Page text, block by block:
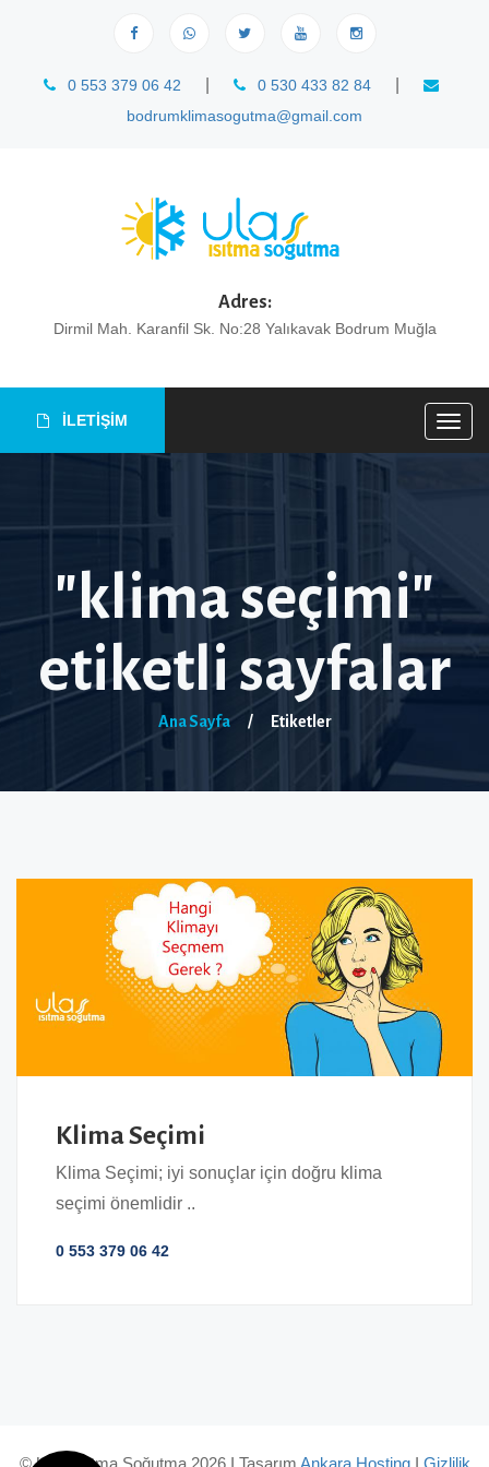
0 553 379 06 42 0 530 433 82 84
bodrumklimasogutma@gmail.com
Adres:
Dirmil Mah. Karanfil Sk. No:28 Yalıkavak Bodrum Muğla
İLETİŞİM
"klima seçimi"
etiketli sayfalar
Ana Sayfa / Etiketler
Klima Seçimi
Klima Seçimi; iyi sonuçlar için doğru klima
seçimi önemlidir ..
0 553 379 06 42